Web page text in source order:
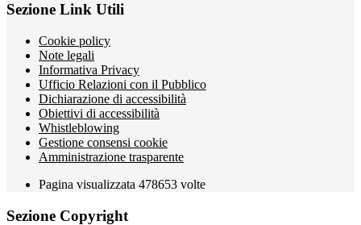
Sezione Link Utili
Cookie policy
Note legali
Informativa Privacy
Ufficio Relazioni con il Pubblico
Dichiarazione di accessibilità
Obiettivi di accessibilità
Whistleblowing
Gestione consensi cookie
Amministrazione trasparente
Pagina visualizzata 478653 volte
Sezione Copyright